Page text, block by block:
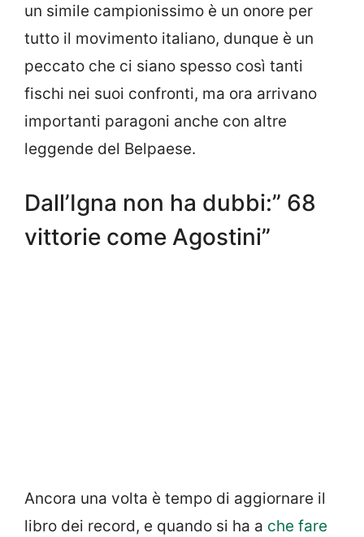
un simile campionissimo è un onore per
tutto il movimento italiano, dunque è un
peccato che ci siano spesso così tanti
fischi nei suoi confronti, ma ora arrivano
importanti paragoni anche con altre
leggende del Belpaese.
Dall’Igna non ha dubbi:” 68
vittorie come Agostini”
Ancora una volta è tempo di aggiornare il
libro dei record, e quando si ha a che fare